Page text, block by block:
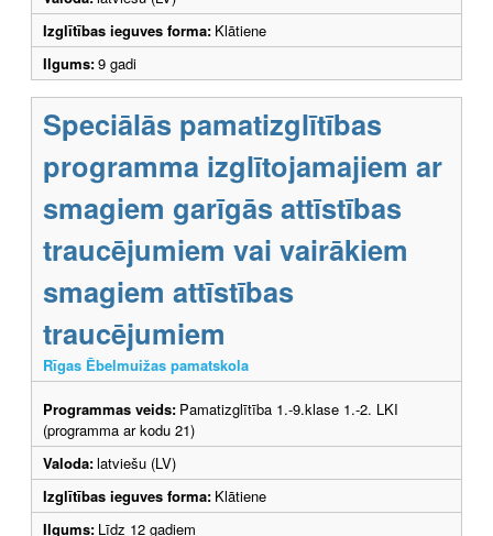
Izglītības ieguves forma: Klātiene
Ilgums:9 gadi
Speciālās pamatizglītības
programma izglītojamajiem ar
smagiem garīgās attīstības
traucējumiem vai vairākiem
smagiem attīstības
traucējumiem
Rīgas Ēbelmuižas pamatskola
Programmas veids: Pamatizglītība 1.-9.klase 1.-2. LKI
(programma ar kodu 21)
Valoda:latviešu (LV)
Izglītības ieguves forma: Klātiene
Ilgums: Līdz 12 gadiem